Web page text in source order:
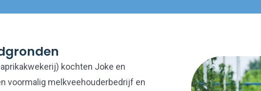
kochten Joke en
voormalig melkveehouderbedrijf en